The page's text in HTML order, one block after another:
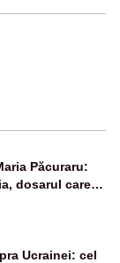
Păcuraru:
dosarul care
Ucrainei: cel